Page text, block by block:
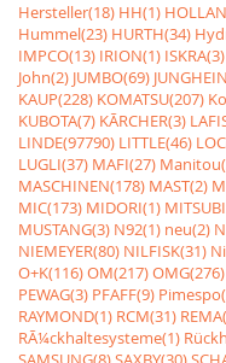
Hersteller(18) HH(1)
Hummel(23) HURTH(34)
IMPCO(13) IRION(1) ISKRA(3)
John(2) JUMBO(69)
KAUP(228) KOMATSU(207)
KUBOTA(7) KÃRCHER(3)
LINDE(97790) LITTLE(46)
LUGLI(37) MAFI(27)
MASCHINEN(178) MAST(2)
MIC(173) MIDORI(1)
MUSTANG(3) N92(1) neu(2)
NIEMEYER(80) NILFISK(31)
O+K(116)OM(217)OMG(276)
PEWAG(3) PFAFF(9)
RAYMOND(1) RCM(31)
RÃ¼ckhaltesysteme(1)